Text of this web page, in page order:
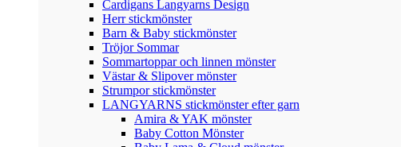
Cardigans Langyarns Design
Herr stickmönster
Barn & Baby stickmönster
Tröjor Sommar
Sommartoppar och linnen mönster
Västar & Slipover mönster
Strumpor stickmönster
LANGYARNS stickmönster efter garn
Amira & YAK mönster
Baby Cotton Mönster